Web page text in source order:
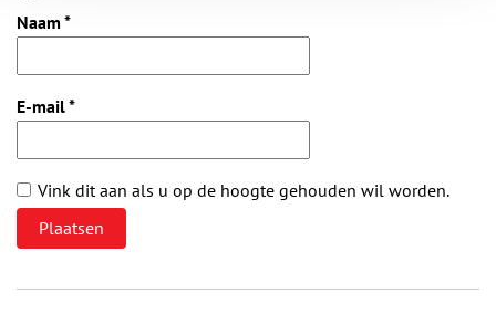
Naam *
E-mail*
Vink dit aan als u op de hoogte gehouden wil worden.